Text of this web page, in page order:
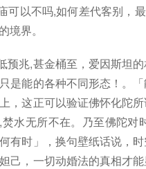
可以不吗,如何差代客别，
境界。
预兆,甚金桶至，爱因斯坦
是能的各种不同形态！。
，这正可以验证佛怀化陀
水无所不在。乃至佛陀
有时」，换句壁纸话说，
己，一切动婚法的真相才